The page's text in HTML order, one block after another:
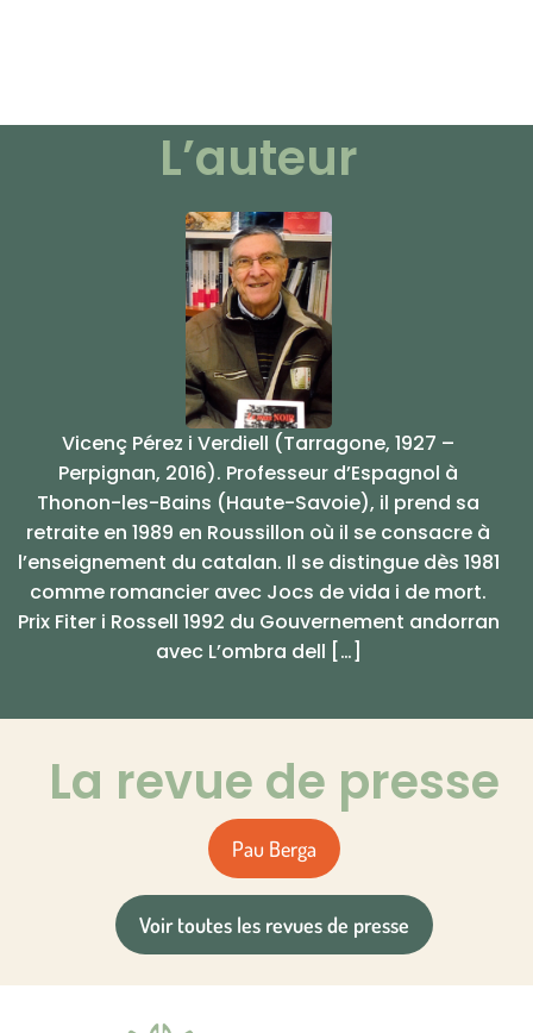
L’auteur
Vicenç Pérez i Verdiell (Tarragone, 1927 –
Perpignan, 2016). Professeur d’Espagnol à
Thonon-les-Bains (Haute-Savoie), il prend sa
retraite en 1989 en Roussillon où il se consacre à
l’enseignement du catalan. Il se distingue dès 1981
comme romancier avec Jocs de vida i de mort.
Prix Fiter i Rossell 1992 du Gouvernement andorran
avec L’ombra dell […]
La revue de presse
Pau Berga
Voir toutes les revues de presse